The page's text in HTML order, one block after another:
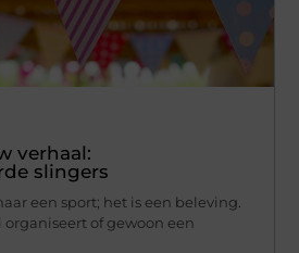
verhaal:
slingers
een sport; het is een beleving.
organiseert of gewoon een